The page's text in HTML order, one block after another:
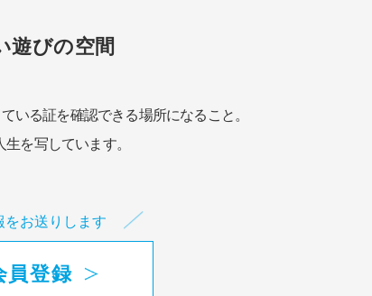
遊びの空間
いる証を確認できる場所になること。
生を写しています。
をお送りします
員登録